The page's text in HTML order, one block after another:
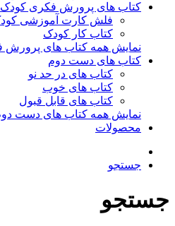
کتاب های پرورش فکری کودک
فلش کارت آموزشی
کتاب کار کودک
نمایش همه کتاب های پرورش
کتاب های دست دوم
کتاب های در حد نو
کتاب های خوب
کتاب های قابل قبول
نمایش همه کتاب های دست
محصولات
جستجو
جستجو